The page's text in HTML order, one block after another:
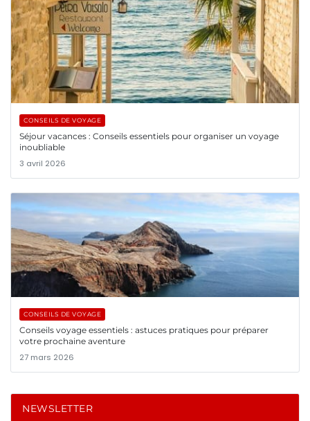
CONSEILS DE VOYAGE
Séjour vacances : Conseils essentiels pour organiser un voyage
inoubliable
3 avril 2026
CONSEILS DE VOYAGE
Conseils voyage essentiels : astuces pratiques pour préparer
votre prochaine aventure
27 mars 2026
NEWSLETTER